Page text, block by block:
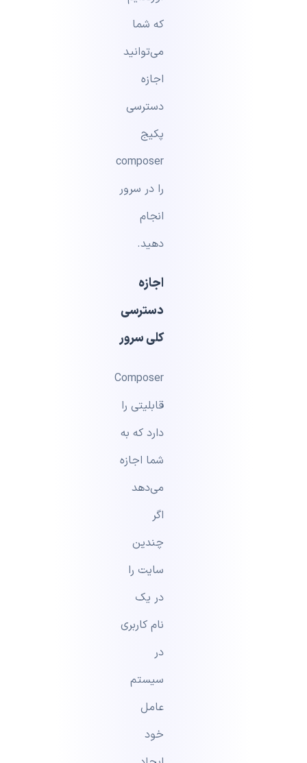
که شما
می‌توانید
اجازه
دسترسی
پکیج
composer
را در سرور
انجام
دهید.
اجازه
دسترسی
کلی سرور
Composer
قابلیتی را
دارد که به
شما اجازه
می‌دهد
اگر
چندین
سایت را
در یک
نام کاربری
در
سیستم
عامل
خود